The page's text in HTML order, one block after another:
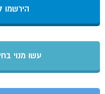
הירשמו
עשו מנוי